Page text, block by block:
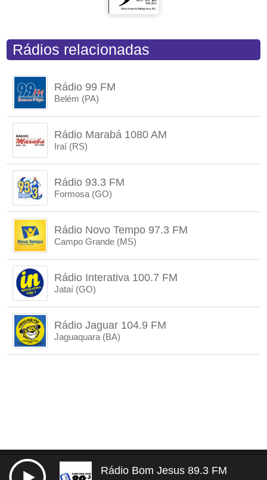
Rádios relacionadas
Rádio 99 FM
Belém (PA)
Rádio Marabá 1080 AM
Iraí (RS)
Rádio 93.3 FM
Formosa (GO)
Rádio Novo Tempo 97.3 FM
Campo Grande (MS)
Rádio Interativa 100.7 FM
Jataí (GO)
Rádio Jaguar 104.9 FM
Jaguaquara (BA)
Rádio Bom Jesus 89.3 FM
Termos de uso e privacidade